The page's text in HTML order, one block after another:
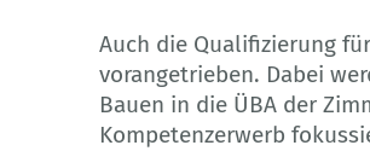
Auch die Qualifizierung
vorangetrieben. Dabei
Bauen in die ÜBA der
Kompetenzerwerb